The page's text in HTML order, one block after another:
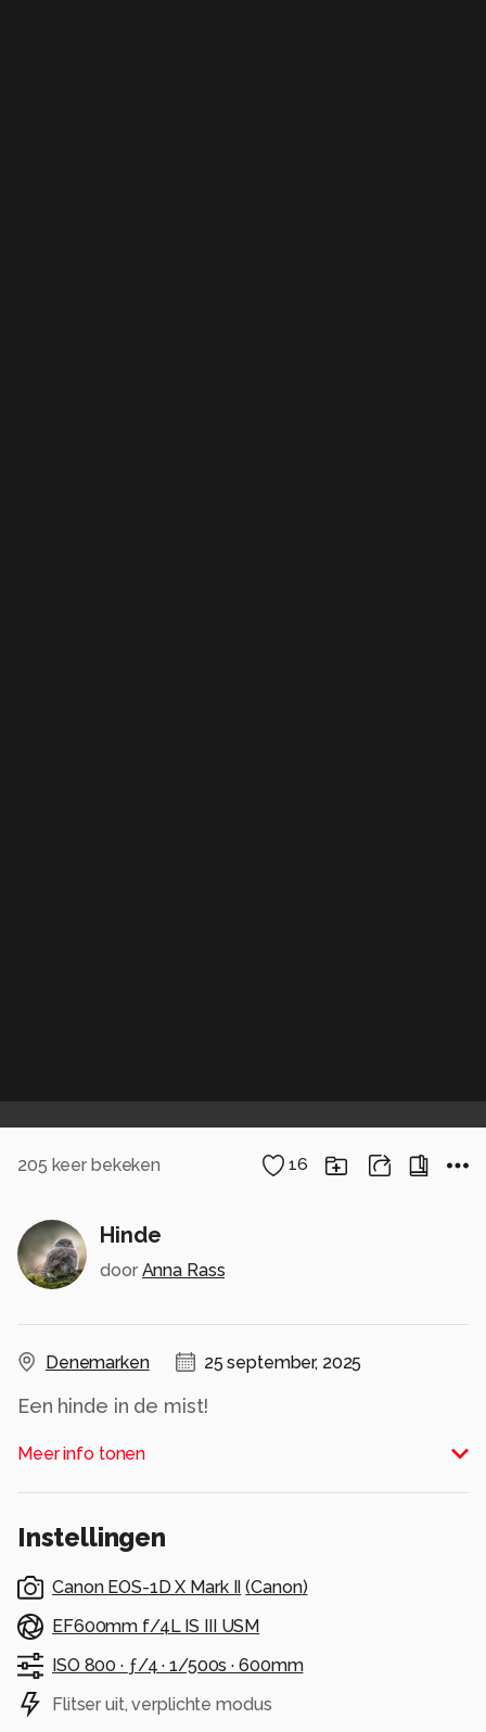
205 keer bekeken 16
Hinde
door Anna Rass
Denemarken 25 september, 2025
Een hinde in de mist!
Effies in het groot bekijken!
vorige upload
Meer info tonen
Instellingen
Canon EOS-1D X Mark II (Canon)
EF600mm f/4L IS III USM
ISO 800 · ƒ/4 ·1/500s ·600mm
Flitser uit, verplichte modus